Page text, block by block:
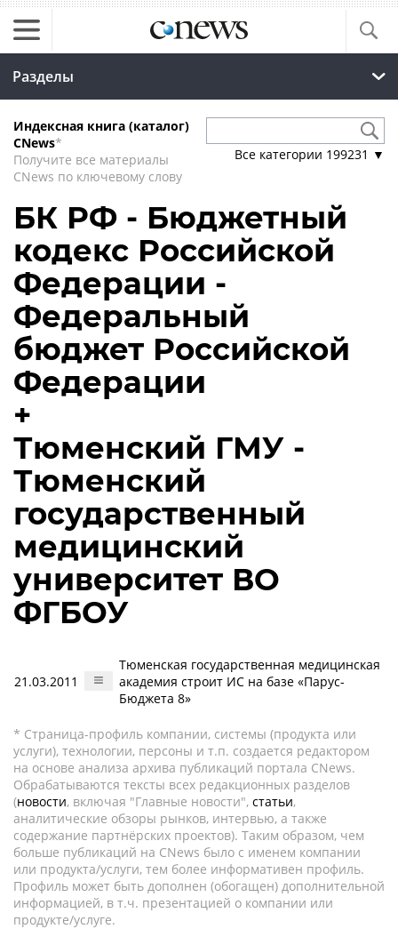
Разделы
Индексная книга (каталог)
CNews*
Получите все материалы
CNews по ключевому слову
Все категории 199231 ▼
БК РФ - Бюджетный
кодекс Российской
Федерации -
Федеральный
бюджет Российской
Федерации
+
Тюменский ГМУ -
Тюменский
государственный
медицинский
университет ВО
ФГБОУ
21.03.2011
Тюменская государственная медицинская
академия строит ИС на базе «Парус-
Бюджета 8»
* Страница-профиль компании, системы (продукта или
услуги), технологии, персоны и т.п. создается редактором
на основе анализа архива публикаций портала CNews.
Обрабатываются тексты всех редакционных разделов
(новости, включая "Главные новости", статьи,
аналитические обзоры рынков, интервью, а также
содержание партнёрских проектов). Таким образом, чем
больше публикаций на CNews было с именем компании
или продукта/услуги, тем более информативен профиль.
Профиль может быть дополнен (обогащен) дополнительной
информацией, в т.ч. презентацией о компании или
продукте/услуге.